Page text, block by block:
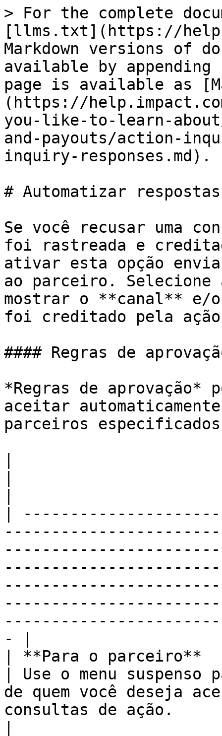
> For the complete
[llms.txt](https://
Markdown versions of
available by
page is available as
(https://
you-like-to-learn-
and-payouts/action-
inquiry-responses.md).
# Automatizar
Se você recusar uma
foi rastreada e
ativar esta opção
ao parceiro. Selecione
mostrar o **canal** e/
foi creditado pela
#### Regras de
*Regras de aprovação*
aceitar
parceiros
|
- |
| **Para o parceiro**
| Use o menu
de quem você deseja
consultas de ação.